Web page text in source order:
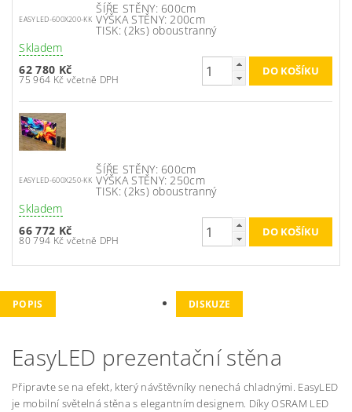
EASYLED-600X200-KK
ŠÍŘE STĚNY: 600cm
VÝŠKA STĚNY: 200cm
TISK: (2ks) oboustranný
Skladem
62 780 Kč
75 964 Kč včetně DPH
EASYLED-600X250-KK
ŠÍŘE STĚNY: 600cm
VÝŠKA STĚNY: 250cm
TISK: (2ks) oboustranný
Skladem
66 772 Kč
80 794 Kč včetně DPH
POPIS DISKUZE
EasyLED prezentační stěna
Připravte se na efekt, který návštěvníky nenechá chladnými. EasyLED
je mobilní světelná stěna s elegantním designem. Díky OSRAM LED